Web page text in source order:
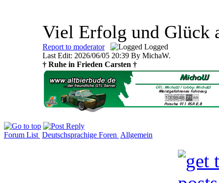
Viel Erfolg und Glück
Report to moderator
Logged
Last Edit: 2026/06/05 20:39 By MichaW.
† Ruhe in Frieden Carsten †
Forum List Deutschsprachige Foren Allgemein